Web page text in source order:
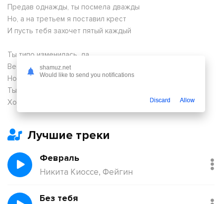
Предав однажды, ты посмела дважды
Но, а на третьем я поставил крест
И пусть тебя захочет пятый каждый
Ты типо изменилась, да
Весь сам в загоне, весь мир в ладони
Но я с тобою в коме, оба в телефоне
Ты думала, что со мной просто
Хотя внезапно из меня слепила гостя
Лучшие треки
Февраль
Никита Киоссе, Фейгин
Без тебя
shamuz.net
Would like to send you notifications
Discard Allow